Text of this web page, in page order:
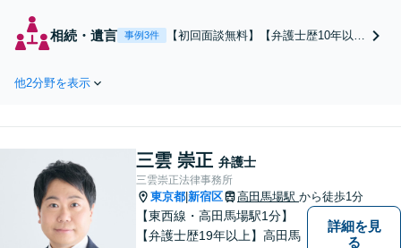
や株式が絡む複雑な財産分与も
相続・遺言 事例3件
【初回面談無料】【弁護士歴10年以
続、遺産分割協議・調停などにも対応
他2分野を表示
三雲 崇正 弁護士
三雲崇正法律事務所
東京都 新宿区 高田馬場駅 から徒歩1分
【東西線・高田馬場駅1分】
【弁護士歴19年以上】高田馬
詳細を見
る